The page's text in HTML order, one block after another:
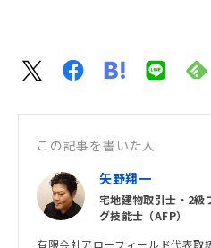
この記事を書いた人
矢野翔一
宅地建物取引士・2級
グ技能士（AFP）
有限会社アローフィールド代表